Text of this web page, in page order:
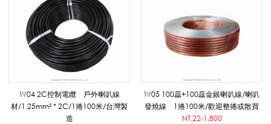
喇
線
W04 2C控制電纜 戶外喇叭線
材/1.25mm² * 2C/1捲100米/台灣製
造
W05 100蕊+100蕊金銀喇叭線/喇叭
發燒線 1捲100米/歡迎整捲或散買
NT.22-1,800